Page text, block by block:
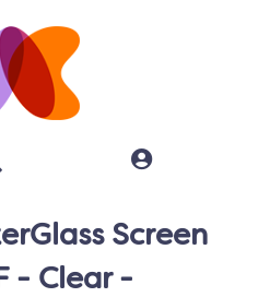
Screen
- Clear -